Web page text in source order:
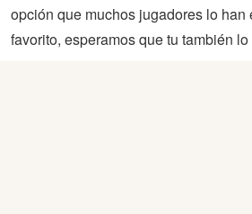
opción que muchos jugadores lo han
favorito, esperamos que tu también lo